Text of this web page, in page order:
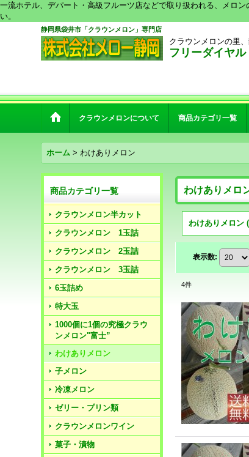
一流ホテル、デパート・高級フルーツ店などで取り扱われる、メロ
い。
静岡県袋井市「クラウンメロン」専門店
クラウンメロンの里
フリーダイヤ
クラウンメロンについて 商品カテゴリ一覧
ホーム > わけありメロン
商品カテゴリ一覧
クラウンメロン半カット
クラウンメロン 1玉詰
クラウンメロン 2玉詰
クラウンメロン 3玉詰
6玉詰め
特大玉
1000個に1個の究極クラウ
ンメロン"富士”
わけありメロン
子メロン
冷凍メロン
ゼリー・プリン類
クラウンメロンワイン
菓子・漬物
わけありメロ
わけありメロン
表示数:
4件